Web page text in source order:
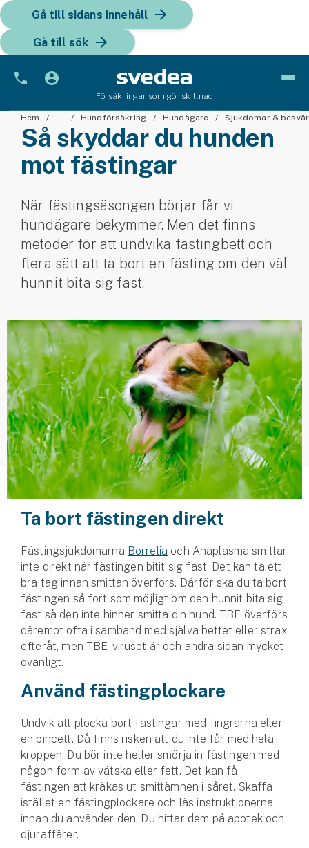
Gå till sidans innehåll
Gå till sök
Försäkringar som gör skillnad
Bil
Fordon
Snöskoterförsäkring
ATV-försäkring
Husvagnsförsäkring
Motorcykel
Mc-försäkring
Märkesförsäkringar
Båt
Båtförsäkring
Sportfiskarna
Djur
Hundförsäkring
Jakthundsförsäkring
Kattförsäkring
Djurförsäkring
Hem & hus
Hemförsäkring
Villaförsäkring
Hem ... Hundförsäkring Hundägare Sjukdomar & besvär
Så skyddar du hunden
mot fästingar
När fästingsäsongen börjar får vi
hundägare bekymmer. Men det finns
metoder för att undvika fästingbett och
flera sätt att ta bort en fästing om den väl
hunnit bita sig fast.
Ta bort fästingen direkt
Fästingsjukdomarna Borrelia och Anaplasma smittar
inte direkt när fästingen bitit sig fast. Det kan ta ett
bra tag innan smittan överförs. Därför ska du ta bort
fästingen så fort som möjligt om den hunnit bita sig
fast så den inte hinner smitta din hund. TBE överförs
däremot ofta i samband med själva bettet eller strax
efteråt, men TBE-viruset är och andra sidan mycket
ovanligt.
Använd fästingplockare
Undvik att plocka bort fästingar med fingrarna eller
en pincett. Då finns risken att du inte får med hela
kroppen. Du bör inte heller smörja in fästingen med
någon form av vätska eller fett. Det kan få
fästingen att kräkas ut smittämnen i såret. Skaffa
istället en fästingplockare och läs instruktionerna
innan du använder den. Du hittar dem på apotek och
djuraffärer.